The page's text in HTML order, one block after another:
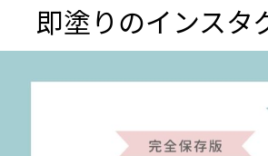
即塗りのインスタ
✨ 賢いお金の使い方！外壁塗装でコストダウ